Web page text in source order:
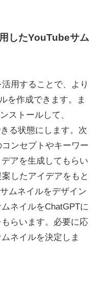
したYouTubeサム
用することで、より
を作成できます。ま
ストールして、
る状態にします。次
ンセプトやキーワー
アを生成してもらい
したアイデアをもと
ムネイルをデザイン
ネイルをChatGPTに
らいます。必要に応
ネイルを決定しま